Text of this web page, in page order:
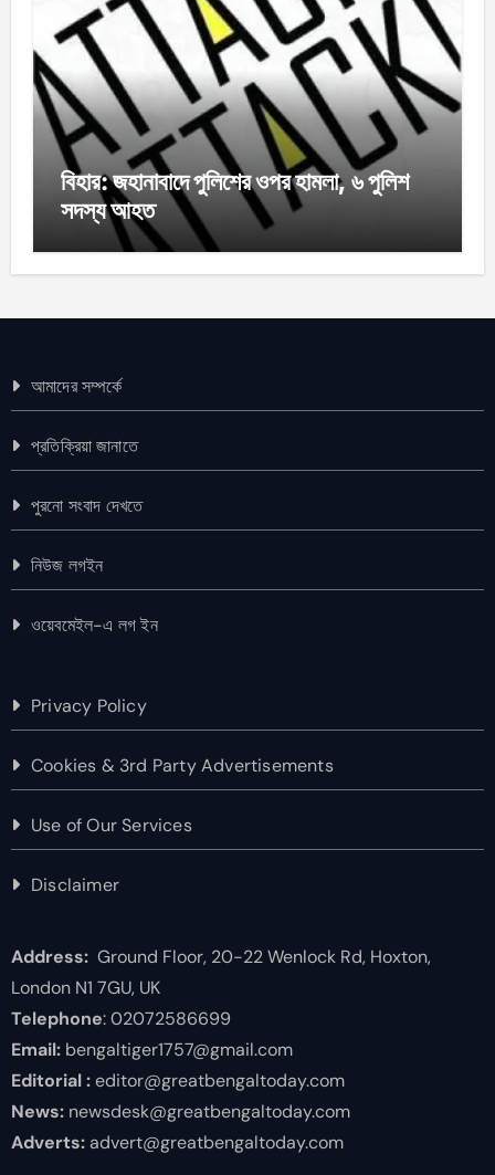
বিহার: জহানাবাদে পুলিশের ওপর হামলা, ৬ পুলিশ
সদস্য আহত
আমাদের সম্পর্কে
প্রতিক্রিয়া জানাতে
পুরনো সংবাদ দেখতে
নিউজ লগইন
ওয়েবমেইল-এ লগ ইন
Privacy Policy
Cookies & 3rd Party Advertisements
Use of Our Services
Disclaimer
Address:Ground Floor, 20-22 Wenlock Rd, Hoxton,
London N1 7GU, UK
Telephone: 02072586699
Email:bengaltiger1757@gmail.com
Editorial :editor@greatbengaltoday.com
News:newsdesk@greatbengaltoday.com
Adverts:advert@greatbengaltoday.com